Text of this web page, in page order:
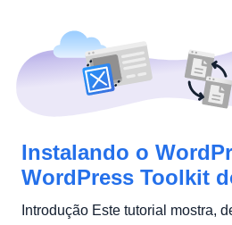
Instalando o
WordPress Toolkit
Introdução Este tutorial mostra,